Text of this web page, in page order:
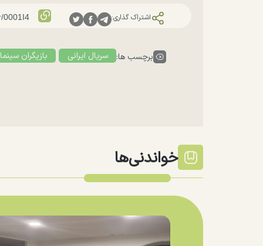
اشتراک گذاری:
برچسب ها: سریال ایرانی بازیگران سینما
خواندنی‌ها